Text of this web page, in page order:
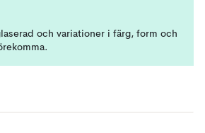
och variationer i färg, form och